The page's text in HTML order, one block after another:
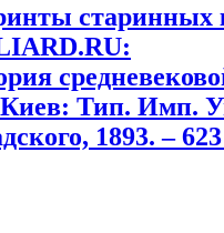
старинных
Тип. Имп.
1893. –